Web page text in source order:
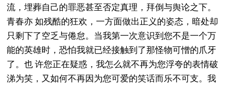
流，埋葬自己的罪恶甚至否定真理，拜倒与舆论之下。
青春亦 如残酷的狂欢，一方面做出正义的姿态，暗处却
只剩下了空乏与倦怠。当我第一次意识到您不是一个万
能的英雄时，恐怕我就已经接触到了那怪物可憎的爪牙
了。也 许您正在疑惑，我怎么就不再为您浮夸的表情破
涕为笑，又如何不再因为您可爱的笑话而乐不可支。我